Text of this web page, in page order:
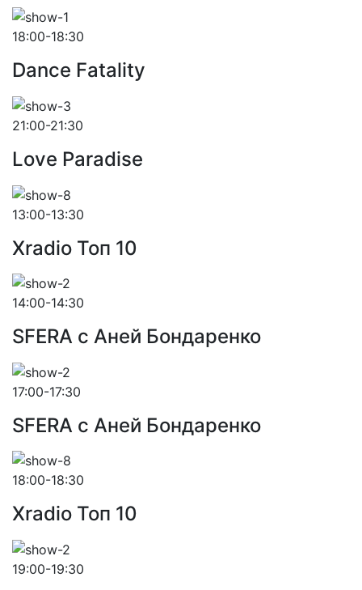
18:00-18:30
Dance Fatality
21:00-21:30
Love Paradise
13:00-13:30
Xradio Топ 10
14:00-14:30
SFERA с Аней Бондаренко
17:00-17:30
SFERA с Аней Бондаренко
18:00-18:30
Xradio Топ 10
19:00-19:30